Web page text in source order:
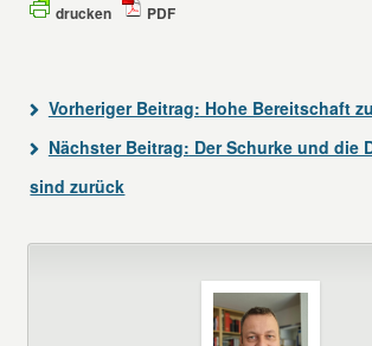
drucken PDF
Vorheriger Beitrag: Hohe Bereitschaft
Nächster Beitrag: Der Schurke und die
sind zurück